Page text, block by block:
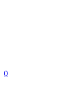
0